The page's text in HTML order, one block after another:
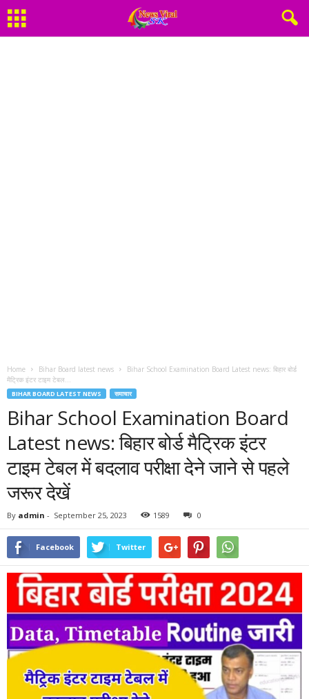
Home Bihar Board latest news
Bihar School Examination Board Latest news: बिहार बोर्ड
मैट्रिक इंटर टाइम टेबल...
BIHAR BOARD LATEST NEWS समाचार
Bihar School Examination Board
Latest news: बिहार बोर्ड मैट्रिक इंटर
टाइम टेबल में बदलाव परीक्षा देने जाने से पहले
जरूर देखें
By admin - September 25, 2023 1589 0
Facebook Twitter